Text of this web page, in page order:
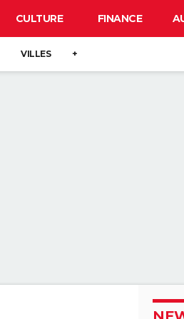
CULTURE FINANCE
VILLES +